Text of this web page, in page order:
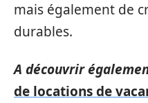
mais également de
durables.
A découvrir
de locations de